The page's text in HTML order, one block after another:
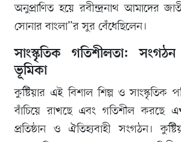
অনুপ্রাণিত হয়ে রবীন্দ্রনাথ আমাদের
সোনার বাংলা”র সুর বেঁধেছিলেন।
সাংস্কৃতিক গতিশীলতা: সংগঠন
ভূমিকা
কুষ্টিয়ার এই বিশাল শিল্প ও সাংস্কৃতিক
বাঁচিয়ে রাখছে এবং গতিশীল করছে
প্রতিষ্ঠান ও ঐতিহ্যবাহী সংগঠন।